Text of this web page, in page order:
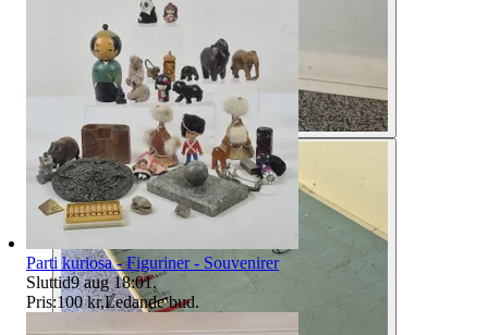
Parti kuriosa - Figuriner - Souvenirer
Sluttid9 aug 18:01.
Pris:100 kr,Ledande bud.